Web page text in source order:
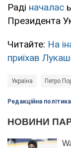
Раді началас
Президента
Читайте: На
приїхав
Україна Петро
Редакційна політика